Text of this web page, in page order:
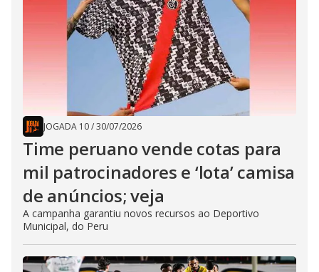
JOGADA 10/30/07/2026
Time peruano vende cotas para
mil patrocinadores e ‘lota’ camisa
de anúncios; veja
A campanha garantiu novos recursos ao Deportivo
Municipal, do Peru